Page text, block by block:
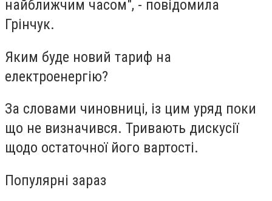
найближчим часом", - повідомила
Грінчук.
Яким буде новий тариф на
електроенергію?
За словами чиновниці, із цим уряд поки
що не визначився. Тривають дискусії
щодо остаточної його вартості.
Популярні зараз